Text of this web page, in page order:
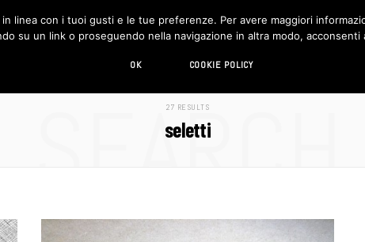
DESIGN LIVING HI-TECH CHI SIAMO
27 RESULTS
seletti
SEARCH
linea con i tuoi gusti e le tue preferenze. Per avere maggiori
su un link o proseguendo nella navigazione in altra modo, acconsenti
OK COOKIE POLICY